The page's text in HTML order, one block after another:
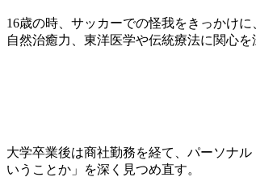
16歳の時、サッカーでの怪我をきっかけ
自然治癒力、東洋医学や伝統療法に関心を
大学卒業後は商社勤務を経て、パーソナ
いうことか」を深く見つめ直す。